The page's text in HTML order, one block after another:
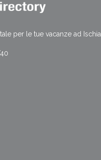
per le tue vacanze ad Ischia